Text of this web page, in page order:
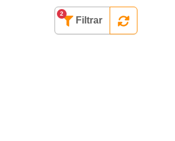
Filtrar
2